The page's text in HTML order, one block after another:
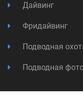
Дайвинг
Фридайвинг
Подводная
Подводная